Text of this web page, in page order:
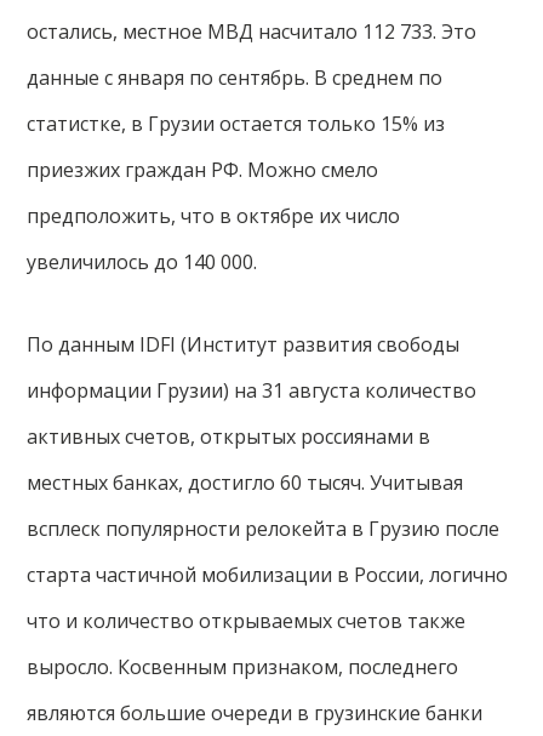
остались, местное МВД насчитало 112 733. Это
данные с января по сентябрь. В среднем по
статистке, в Грузии остается только 15% из
приезжих граждан РФ. Можно смело
предположить, что в октябре их число
увеличилось до 140 000.
По данным IDFI (Институт развития свободы
информации Грузии) на 31 августа количество
активных счетов, открытых россиянами в
местных банках, достигло 60 тысяч. Учитывая
всплеск популярности релокейта в Грузию после
старта частичной мобилизации в России, логично
что и количество открываемых счетов также
выросло. Косвенным признаком, последнего
являются большие очереди в грузинские банки